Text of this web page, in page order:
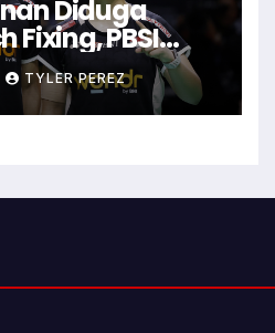
Diduga
Fixing, PBSI
Komposisi
TYLER PEREZ